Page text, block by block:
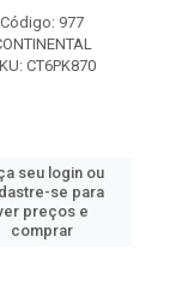
Código: 977
CT6PK870
seu login ou
se para
preços e
comprar